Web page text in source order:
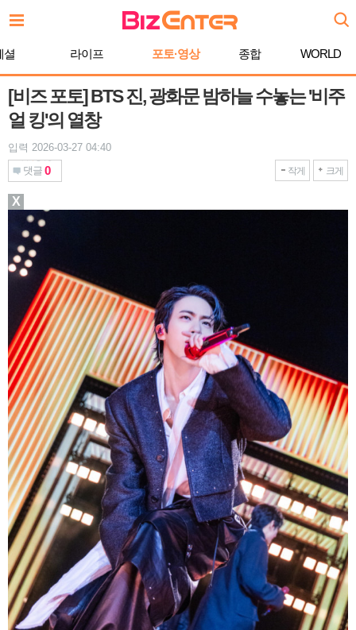
문
로
기
셜 라이프 포토·영상 종합 WORLD
[비즈 포토] BTS 진, 광화문 밤하늘 수놓는 '비주
얼 킹'의 열창
입력 2026-03-27 04:40
댓글 0 작게 크게
X